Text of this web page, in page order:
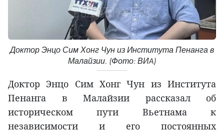
Доктор Энцо Сим Хонг Чун из Института Пенанга в
Малайзии. (Фото: ВИA)
Доктор Энцо Сим Хонг Чун из Института
Пенанга в Малайзии рассказал об
историческом пути Вьетнама к
независимости и его постоянных